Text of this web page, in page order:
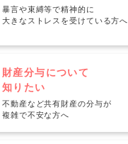
暴言や束縛等で精神的に
大きなストレスを受けている方へ
財産分与について
知りたい
不動産など共有財産の分与が
複雑で不安な方へ